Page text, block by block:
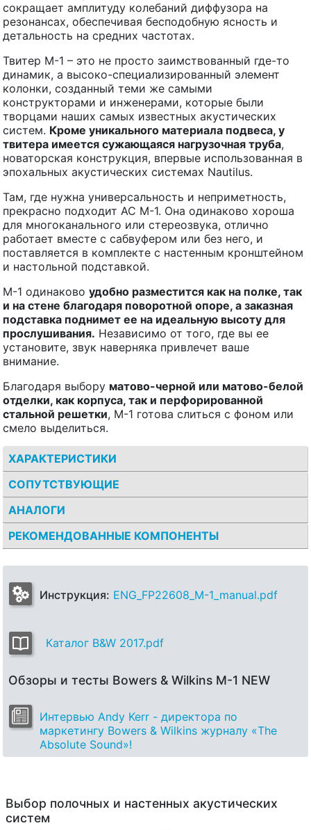
сокращает амплитуду колебаний диффузора на
резонансах, обеспечивая бесподобную ясность и
детальность на средних частотах.
Твитер M-1 – это не просто заимствованный где-то
динамик, а высоко-специализированный элемент
колонки, созданный теми же самыми
конструкторами и инженерами, которые были
творцами наших самых известных акустических
систем. Кроме уникального материала подвеса, у
твитера имеется сужающаяся нагрузочная труба,
новаторская конструкция, впервые использованная в
эпохальных акустических системах Nautilus.
Там, где нужна универсальность и неприметность,
прекрасно подходит АС M-1. Она одинаково хороша
для многоканального или стереозвука, отлично
работает вместе с сабвуфером или без него, и
поставляется в комплекте с настенным кронштейном
и настольной подставкой.
M-1 одинаково удобно разместится как на полке, так
и на стене благодаря поворотной опоре, а заказная
подставка поднимет ее на идеальную высоту для
прослушивания. Независимо от того, где вы ее
установите, звук наверняка привлечет ваше
внимание.
Благодаря выбору матово-черной или матово-белой
отделки, как корпуса, так и перфорированной
стальной решетки, M-1 готова слиться с фоном или
смело выделиться.
ХАРАКТЕРИСТИКИ
СОПУТСТВУЮЩИЕ
АНАЛОГИ
РЕКОМЕНДОВАННЫЕ КОМПОНЕНТЫ
Инструкция: ENG_FP22608_M-1_manual.pdf
Каталог B&W 2017.pdf
Обзоры и тесты Bowers & Wilkins M-1 NEW
Интервью Andy Kerr - директора по
маркетингу Bowers & Wilkins журналу «The
Absolute Sound»!
Выбор полочных и настенных акустических
систем